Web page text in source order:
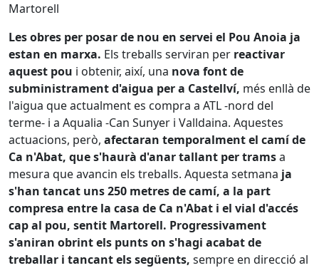
Martorell
Les obres per posar de nou en servei el Pou Anoia ja
estan en marxa. Els treballs serviran per reactivar
aquest pou i obtenir, així, una nova font de
subministrament d'aigua per a Castellví, més enllà de
l'aigua que actualment es compra a ATL -nord del
terme- i a Aqualia -Can Sunyer i Valldaina. Aquestes
actuacions, però, afectaran temporalment el camí de
Ca n'Abat, que s'haurà d'anar tallant per tramsa
mesura que avancin els treballs. Aquesta setmana ja
s'han tancat uns 250 metres de camí, a la part
compresa entre la casa de Ca n'Abat i el vial d'accés
cap al pou, sentit Martorell. Progressivament
s'aniran obrint els punts on s'hagi acabat de
treballar i tancant els següents, sempre en direcció al